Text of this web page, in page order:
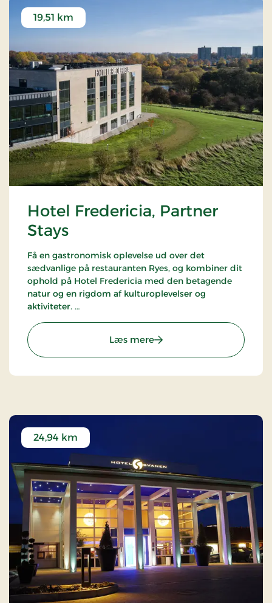
Hotel Fredericia, Partner
Stays
19,51 km
Få en gastronomisk oplevelse ud over det
sædvanlige på restauranten Ryes, og kombiner dit
ophold på Hotel Fredericia med den betagende
natur og en rigdom af kulturoplevelser og
aktiviteter.
The Hotel Alliance.
Læs mere: Hotel Fredericia, Partner
24,94 km